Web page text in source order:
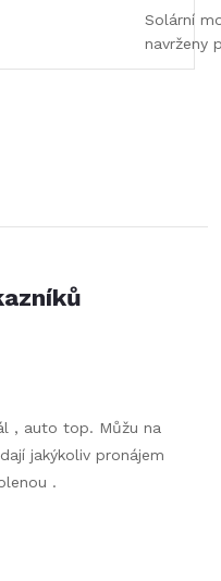
Solární
navrženy
, auto top. Můžu na
jakýkoliv pronájem
.